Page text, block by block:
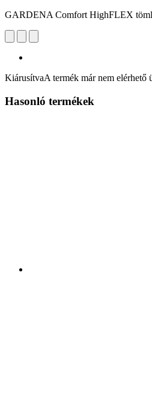
GARDENA Comfort HighFLEX
KiárusítvaA termék már nem elérhető
Hasonló termékek